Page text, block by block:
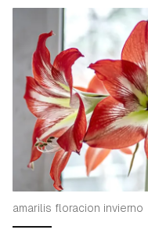
amarilis floracion invierno